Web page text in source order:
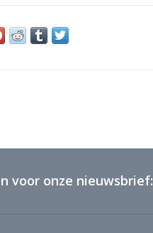
voor onze nieuwsbrief: